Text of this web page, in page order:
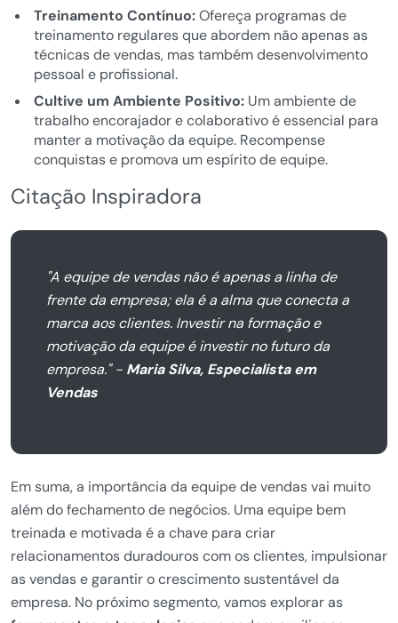
Treinamento Contínuo:Ofereça programas de
treinamento regulares que abordem não apenas as
técnicas de vendas, mas também desenvolvimento
pessoal e profissional.
Cultive um Ambiente Positivo:Um ambiente de
trabalho encorajador e colaborativo é essencial para
manter a motivação da equipe. Recompense
conquistas e promova um espírito de equipe.
Citação Inspiradora
"A equipe de vendas não é apenas a linha de
frente da empresa; ela é a alma que conecta a
marca aos clientes. Investir na formação e
motivação da equipe é investir no futuro da
empresa." - Maria Silva, Especialista em
Vendas
Em suma, a importância da equipe de vendas vai muito
além do fechamento de negócios. Uma equipe bem
treinada e motivada é a chave para criar
relacionamentos duradouros com os clientes, impulsionar
as vendas e garantir o crescimento sustentável da
empresa. No próximo segmento, vamos explorar as